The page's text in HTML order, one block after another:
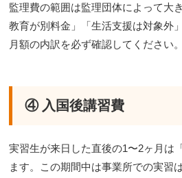
監理費の範囲は監理団体によって大
教育が別料金」「生活支援は対象外
月額の内訳を必ず確認してください。
④ 入国後講習費
実習生が来日した直後の1〜2ヶ月は
ます。この期間中は事業所での実習